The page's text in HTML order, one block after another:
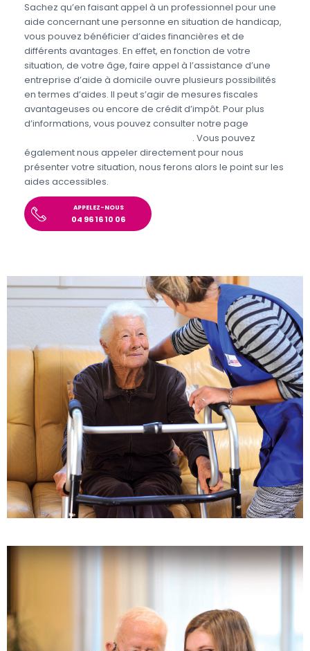
Sachez qu’en faisant appel à un professionnel pour une
aide concernant une personne en situation de handicap,
vous pouvez bénéficier d’aides financières et de
différents avantages. En effet, en fonction de votre
situation, de votre âge, faire appel à l’assistance d’une
entreprise d’aide à domicile ouvre plusieurs possibilités
en termes d’aides. Il peut s’agir de mesures fiscales
avantageuses ou encore de crédit d’impôt. Pour plus
d’informations, vous pouvez consulter notre page
. Vous pouvez
également nous appeler directement pour nous
présenter votre situation, nous ferons alors le point sur les
aides accessibles.
APPELEZ-NOUS
04 96 16 10 06